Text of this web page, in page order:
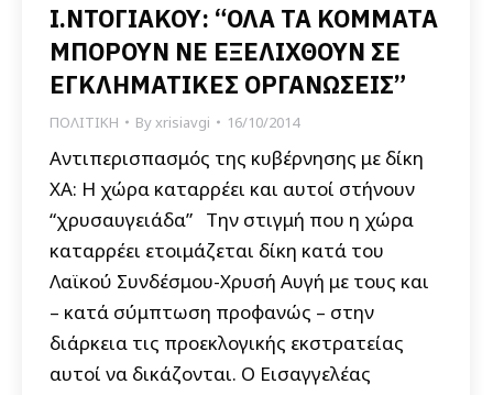
Ι.ΝΤΟΓΙΑΚΟΥ: “ΟΛΑ ΤΑ ΚΟΜΜΑΤΑ
ΜΠΟΡΟΥΝ ΝΕ ΕΞΕΛΙΧΘΟΥΝ ΣΕ
ΕΓΚΛΗΜΑΤΙΚΕΣ ΟΡΓΑΝΩΣΕΙΣ”
ΠΟΛΙΤΙΚΗ Byxrisiavgi 16/10/2014
Αντιπερισπασμός της κυβέρνησης με δίκη
ΧΑ: Η χώρα καταρρέει και αυτοί στήνουν
“χρυσαυγειάδα” Την στιγμή που η χώρα
καταρρέει ετοιμάζεται δίκη κατά του
Λαϊκού Συνδέσμου-Χρυσή Αυγή με τους και
– κατά σύμπτωση προφανώς – στην
διάρκεια τις προεκλογικής εκστρατείας
αυτοί να δικάζονται. Ο Εισαγγελέας